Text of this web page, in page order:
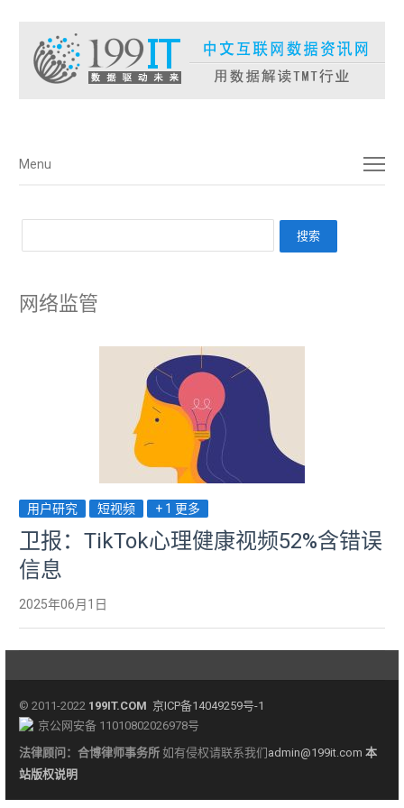
菜单
Menu
网络监管
用户研究 短视频 + 1 更多
卫报：TikTok心理健康视频52%含错误
信息
2025年06月1日
© 2011-2022 199IT.COM 京ICP备14049259号-1
京公网安备 11010802026978号
法律顾问： 合博律师事务所 如有侵权请联系我们 admin@199it.com 本
站版权说明